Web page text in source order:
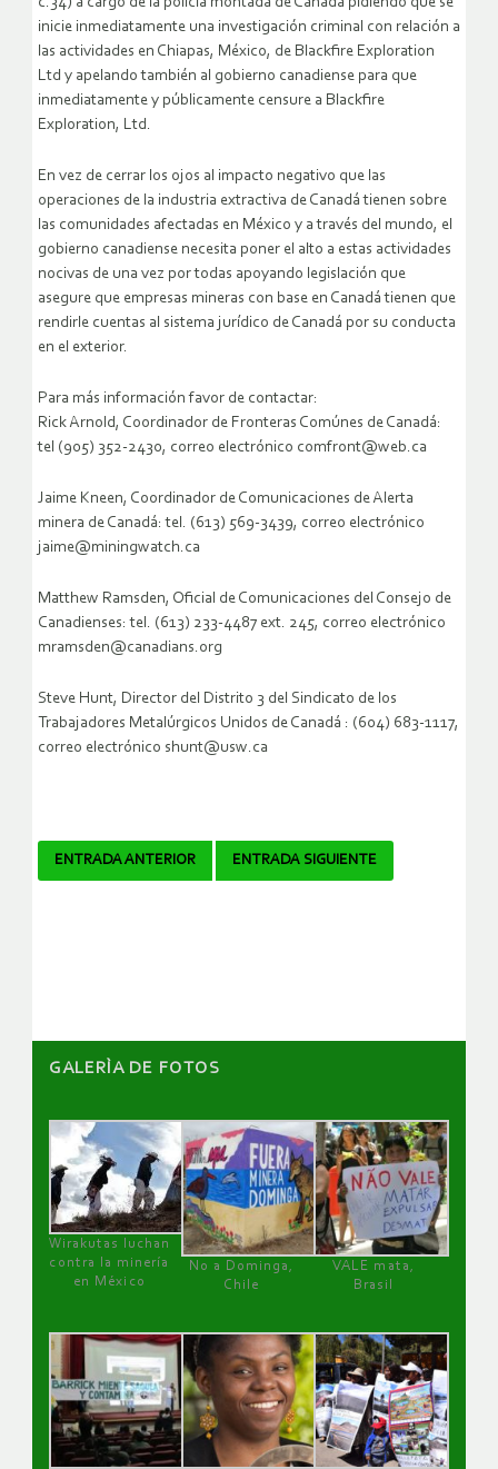
inicie inmediatamente una investigación criminal con relación a
las actividades en Chiapas, México, de Blackfire Exploration
Ltd y apelando también al gobierno canadiense para que
inmediatamente y públicamente censure a Blackfire
Exploration, Ltd.
En vez de cerrar los ojos al impacto negativo que las
operaciones de la industria extractiva de Canadá tienen sobre
las comunidades afectadas en México y a través del mundo, el
gobierno canadiense necesita poner el alto a estas actividades
nocivas de una vez por todas apoyando legislación que
asegure que empresas mineras con base en Canadá tienen que
rendirle cuentas al sistema jurídico de Canadá por su conducta
en el exterior.
Para más información favor de contactar:
Rick Arnold, Coordinador de Fronteras Comúnes de Canadá:
tel (905) 352-2430, correo electrónico comfront@web.ca
Jaime Kneen, Coordinador de Comunicaciones de Alerta
minera de Canadá: tel. (613) 569-3439, correo electrónico
jaime@miningwatch.ca
Matthew Ramsden, Oficial de Comunicaciones del Consejo de
Canadienses: tel. (613) 233-4487 ext. 245, correo electrónico
mramsden@canadians.org
Steve Hunt, Director del Distrito 3 del Sindicato de los
Trabajadores Metalúrgicos Unidos de Canadá : (604) 683-1117,
correo electrónico shunt@usw.ca
Navegador
ENTRADA ANTERIOR ENTRADA SIGUIENTE
GALERÌA DE FOTOS
Wirakutas luchan
contra la minería
en México
No a Dominga,
Chile
VALE mata,
Brasil